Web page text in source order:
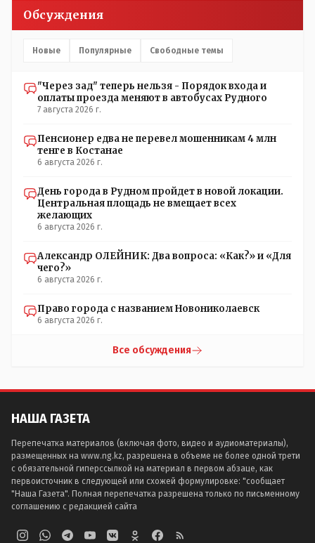
причинам, просто обстоятельства немного меняются по
сравнению с Назарбаевскими временами, власти
неизвестная в уравнении взаимоотношений власти и
Обсуждения
Новые Популярные Свободные темы
"Через зад" теперь нельзя - Порядок входа и
оплаты проезда меняют в автобусах Рудного
7 августа 2026 г.
Пенсионер едва не перевел мошенникам 4 млн
тенге в Костанае
6 августа 2026 г.
День города в Рудном пройдет в новой локации.
Центральная площадь не вмещает всех
желающих
6 августа 2026 г.
Александр ОЛЕЙНИК: Два вопроса: «Как?» и «Для
чего?»
6 августа 2026 г.
Право города с названием Новониколаевск
6 августа 2026 г.
Все обсуждения
НАША ГАЗЕТА
Перепечатка материалов (включая фото, видео и аудиоматериалы),
размещенных на www.ng.kz, разрешена в объеме не более одной трети
с обязательной гиперссылкой на материал в первом абзаце, как
первоисточник в следующей или схожей формулировке: "сообщает
"Наша Газета". Полная перепечатка разрешена только по письменному
соглашению с редакцией сайта